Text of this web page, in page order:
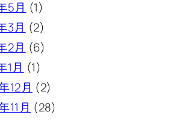
5月 (1)
3月 (2)
2月 (6)
1月 (1)
12月 (2)
11月 (28)